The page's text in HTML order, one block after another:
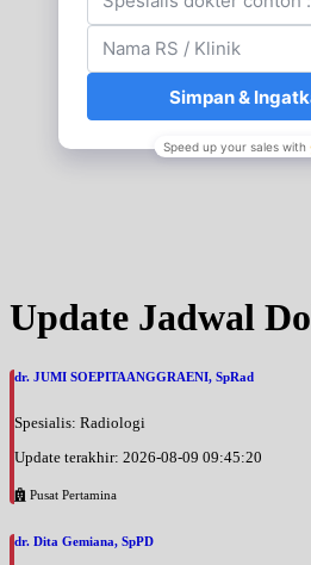
Update Jadwal
dr. JUMI SOEPITAANGGRAENI, SpRad
Spesialis: Radiologi
Update terakhir: 2026-08-09 09:45:20
Pusat Pertamina
dr. Dita Gemiana, SpPD